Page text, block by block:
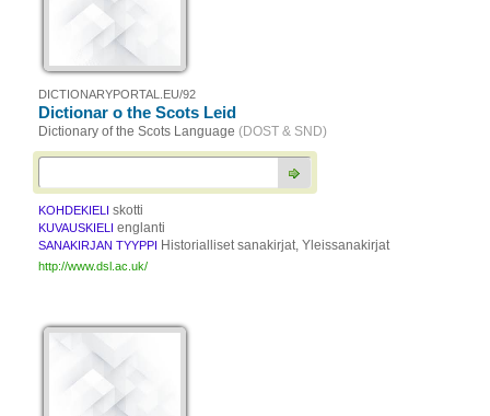
DICTIONARYPORTAL.EU/92
Dictionar o the Scots Leid
Dictionary of the Scots Language (DOST & SND)
KOHDEKIELI skotti
KUVAUSKIELI englanti
SANAKIRJAN TYYPPI Historialliset sanakirjat, Yleissanakirjat
http://www.dsl.ac.uk/